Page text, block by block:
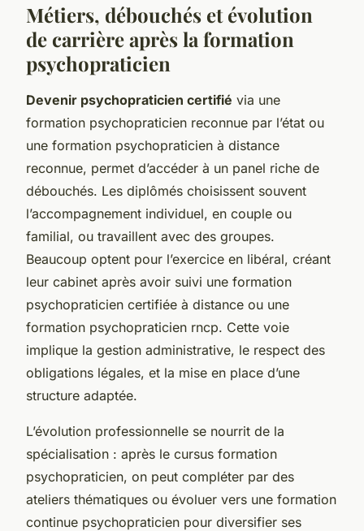
Métiers, débouchés et évolution
de carrière après la formation
psychopraticien
Devenir psychopraticien certifié via une
formation psychopraticien reconnue par l’état ou
une formation psychopraticien à distance
reconnue, permet d’accéder à un panel riche de
débouchés. Les diplômés choisissent souvent
l’accompagnement individuel, en couple ou
familial, ou travaillent avec des groupes.
Beaucoup optent pour l’exercice en libéral, créant
leur cabinet après avoir suivi une formation
psychopraticien certifiée à distance ou une
formation psychopraticien rncp. Cette voie
implique la gestion administrative, le respect des
obligations légales, et la mise en place d’une
structure adaptée.
L’évolution professionnelle se nourrit de la
spécialisation : après le cursus formation
psychopraticien, on peut compléter par des
ateliers thématiques ou évoluer vers une formation
continue psychopraticien pour diversifier ses